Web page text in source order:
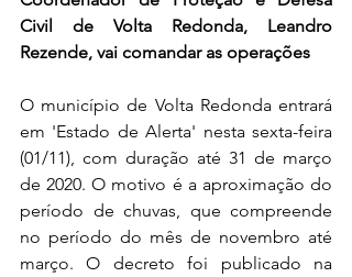
Civil de Volta Redonda, Leandro
Rezende, vai comandar as operações
O município de Volta Redonda entrará
em 'Estado de Alerta' nesta sexta-feira
(01/11), com duração até 31 de março
de 2020. O motivo é a aproximação do
período de chuvas, que compreende
no período do mês de novembro até
março. O decreto foi publicado na